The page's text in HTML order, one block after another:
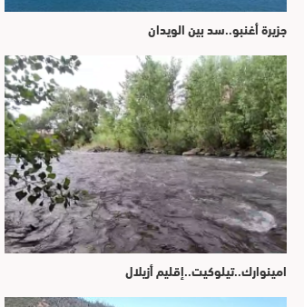
جزيرة أغنبو..سد بين الويدان
امينوارك..تيلوكيت..إقليم أزيلال